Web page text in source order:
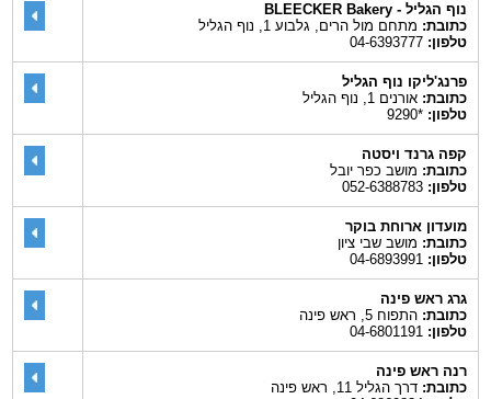
נוף הגליל - BLEECKER Bakery
כתובת:מתחם מול הרים, גלבוע 1, נוף הגליל
טלפון:04-6393777
פרנג'ליקו נוף הגליל
כתובת:אורנים 1, נוף הגליל
טלפון:*9290
קפה גרנד ויסטה
כתובת:מושב כפר יובל
טלפון:052-6388783
מועדון ארוחת בוקר
כתובת:מושב שבי ציון
טלפון:04-6893991
גרג ראש פינה
כתובת:התפוח 5, ראש פינה
טלפון:04-6801191
רנה ראש פינה
כתובת:דרך הגליל 11, ראש פינה